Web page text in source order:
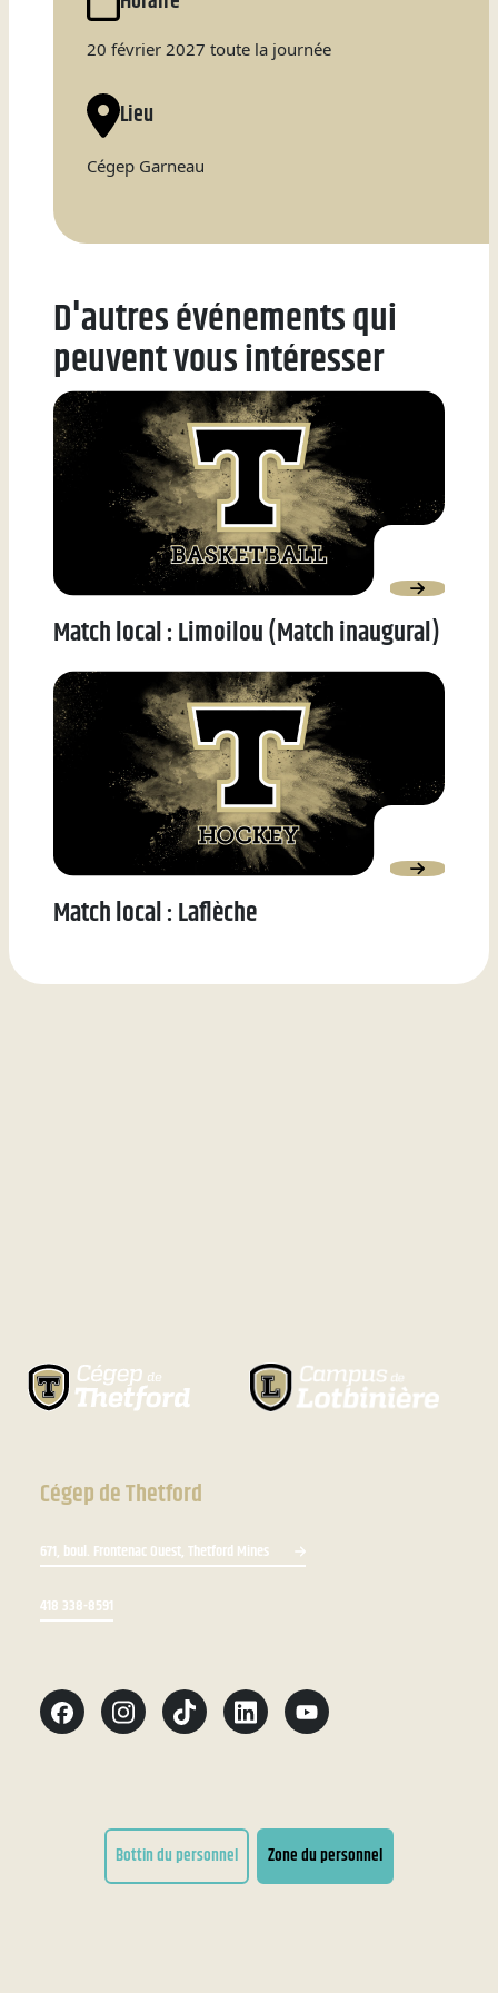
Natation
Badminton
Football
20 février 2027 toute la journée
Lieu
Cégep Garneau
D'autres événements qui
peuvent vous intéresser
Match local : Limoilou (Match inaugural)
Match local : Laflèche
Cégep de Thetford
671, boul. Frontenac Ouest, Thetford Mines
418 338-8591
Bottin du personnel Zone du personnel